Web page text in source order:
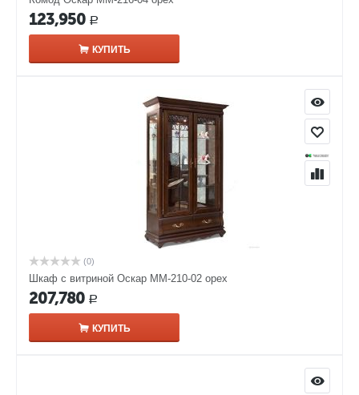
123,950 Р
КУПИТЬ
(0)
Шкаф с витриной Оскар ММ-210-02 орех
207,780 Р
КУПИТЬ